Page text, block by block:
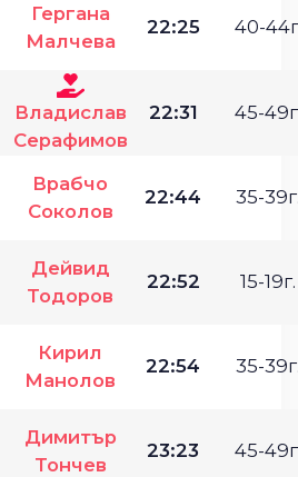
Гергана
Малчева
22:25 40-
Владислав
Серафимов
22:31 45-
Врабчо
Соколов
22:44 35-
Дейвид
Тодоров
22:52 15-19г.
Кирил
Манолов
22:54 35-
Димитър
Тончев
23:23 45-